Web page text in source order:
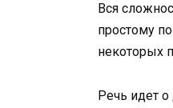
Вся
простому
некоторых
Речь идет о